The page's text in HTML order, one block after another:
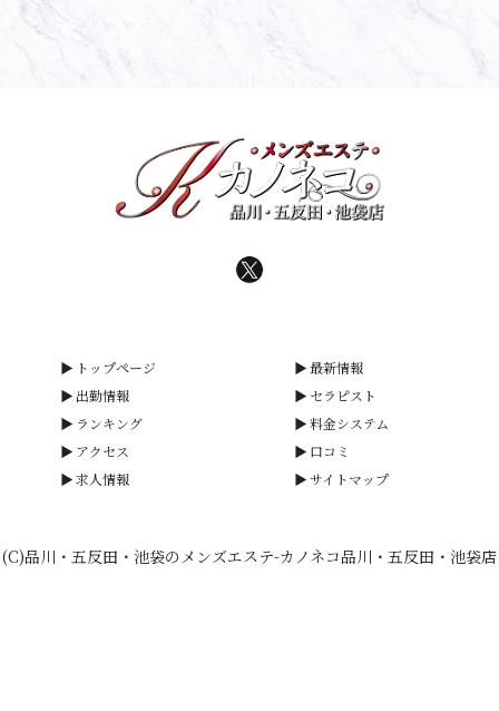
トップページ
最新情報
出勤情報
セラピスト
ランキング
料金システム
アクセス
口コミ
求人情報
サイトマップ
(C)品川・五反田・池袋のメンズエステ-カノネコ品川・五反田・池袋店